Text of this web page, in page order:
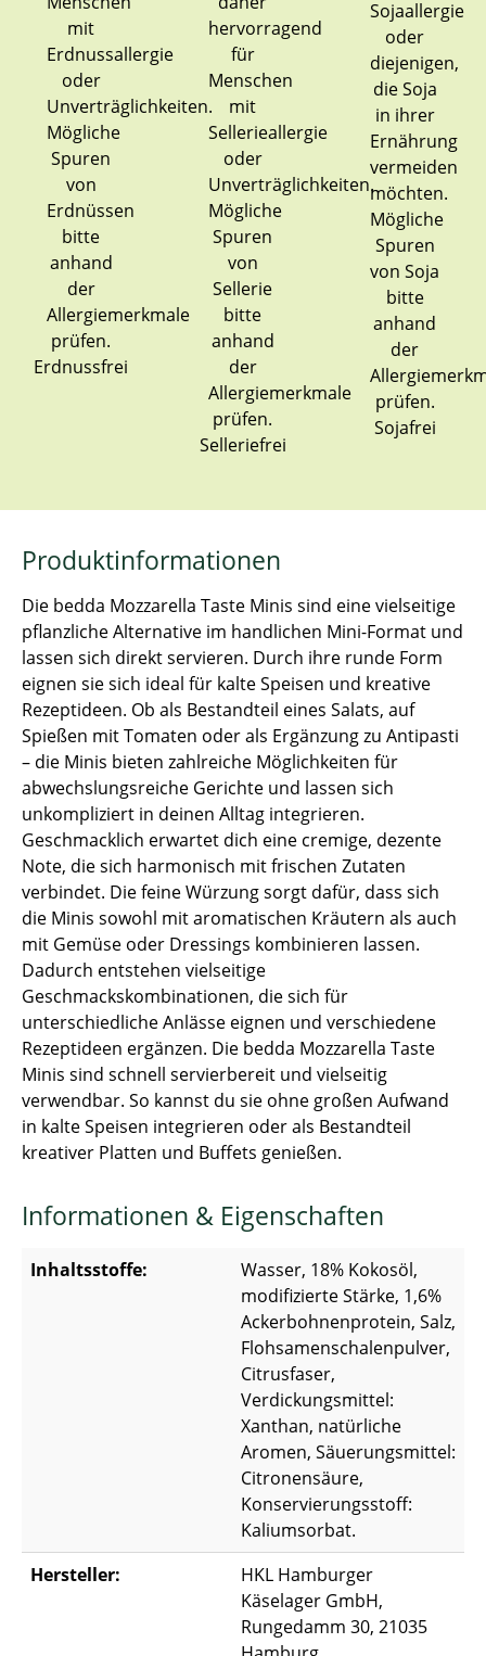
Erdnussfrei
Selleriefrei
Sojafrei
Produktinformationen
Die bedda Mozzarella Taste Minis sind eine vielseitige
pflanzliche Alternative im handlichen Mini-Format und
lassen sich direkt servieren. Durch ihre runde Form
eignen sie sich ideal für kalte Speisen und kreative
Rezeptideen. Ob als Bestandteil eines Salats, auf
Spießen mit Tomaten oder als Ergänzung zu Antipasti
– die Minis bieten zahlreiche Möglichkeiten für
abwechslungsreiche Gerichte und lassen sich
unkompliziert in deinen Alltag integrieren.
Geschmacklich erwartet dich eine cremige, dezente
Note, die sich harmonisch mit frischen Zutaten
verbindet. Die feine Würzung sorgt dafür, dass sich
die Minis sowohl mit aromatischen Kräutern als auch
mit Gemüse oder Dressings kombinieren lassen.
Dadurch entstehen vielseitige
Geschmackskombinationen, die sich für
unterschiedliche Anlässe eignen und verschiedene
Rezeptideen ergänzen. Die bedda Mozzarella Taste
Minis sind schnell servierbereit und vielseitig
verwendbar. So kannst du sie ohne großen Aufwand
in kalte Speisen integrieren oder als Bestandteil
kreativer Platten und Buffets genießen.
Informationen & Eigenschaften
Inhaltsstoffe:
Wasser, 18% Kokosöl,
modifizierte Stärke, 1,6%
Ackerbohnenprotein, Salz,
Flohsamenschalenpulver,
Citrusfaser,
Verdickungsmittel:
Xanthan, natürliche
Aromen, Säuerungsmittel:
Citronensäure,
Konservierungsstoff:
Kaliumsorbat.
Hersteller:
HKL Hamburger
Käselager GmbH,
Rungedamm 30, 21035